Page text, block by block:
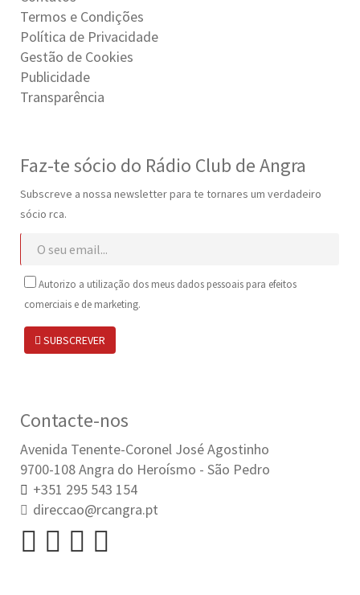
Termos e Condições
Política de Privacidade
Gestão de Cookies
Publicidade
Transparência
Faz-te sócio do Rádio Club de Angra
Subscreve a nossa newsletter para te tornares um verdadeiro
sócio rca.
Autorizo a utilização dos meus dados pessoais para efeitos
comerciais e de marketing.
SUBSCREVER
Contacte-nos
Avenida Tenente-Coronel José Agostinho
9700-108 Angra do Heroísmo - São Pedro
+351 295 543 154
direccao@rcangra.pt